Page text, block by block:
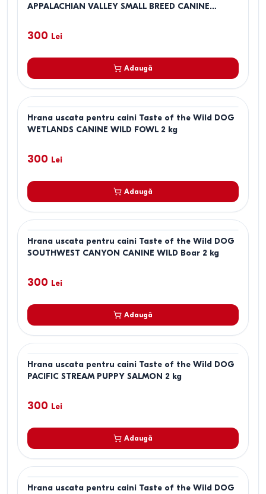
APPALACHIAN VALLEY SMALL BREED CANINE
300 Lei
Adaugă
Hrana uscata pentru caini Taste of the Wild DOG
WETLANDS CANINE WILD FOWL 2 kg
300 Lei
Adaugă
Hrana uscata pentru caini Taste of the Wild DOG
SOUTHWEST CANYON CANINE WILD Boar 2 kg
300 Lei
Adaugă
Hrana uscata pentru caini Taste of the Wild DOG
PACIFIC STREAM PUPPY SALMON 2 kg
300 Lei
Adaugă
Hrana uscata pentru caini Taste of the Wild DOG